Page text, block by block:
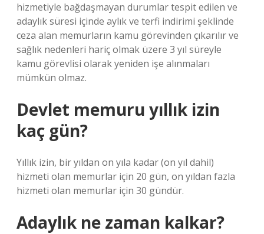
hizmetiyle bağdaşmayan durumlar tespit edilen ve
adaylık süresi içinde aylık ve terfi indirimi şeklinde
ceza alan memurların kamu görevinden çıkarılır ve
sağlık nedenleri hariç olmak üzere 3 yıl süreyle
kamu görevlisi olarak yeniden işe alınmaları
mümkün olmaz.
Devlet memuru yıllık izin
kaç gün?
Yıllık izin, bir yıldan on yıla kadar (on yıl dahil)
hizmeti olan memurlar için 20 gün, on yıldan fazla
hizmeti olan memurlar için 30 gündür.
Adaylık ne zaman kalkar?